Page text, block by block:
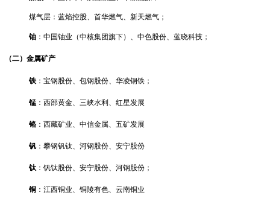
煤气层：蓝焰控股、首华燃气、新天燃气；
铀 ：中国铀业（中核集团旗下）、中色股份、蓝晓科技；
（二）金属矿产
铁 ：宝钢股份、包钢股份、华凌钢铁；
锰 ：西部黄金、三峡水利、红星发展
铬 ：西藏矿业、中信金属、五矿发展
钒 ：攀钢钒钛、河钢股份、安宁股份
钛 ：钒钛股份、安宁股份、河钢股份；
铜 ：江西铜业、铜陵有色、云南铜业